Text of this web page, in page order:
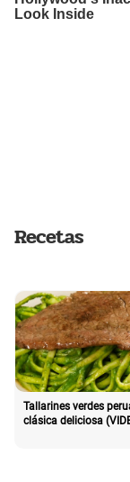
Recetas
Tallarines verdes
clásica deliciosa